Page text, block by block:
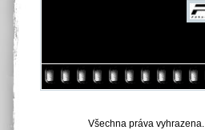
Všechna práva